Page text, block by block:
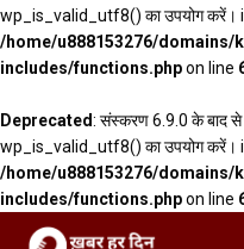
wp_is_valid_utf8() का उपयोग करें।
/home/u888153276/domains/
includes/functions.phpon line
Deprecated: संस्करण 6.9.0 के
wp_is_valid_utf8() का उपयोग करें।
/home/u888153276/domains/
includes/functions.phpon line